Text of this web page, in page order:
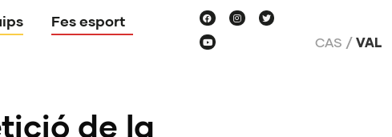
Fes esport
CAS VAL
de la